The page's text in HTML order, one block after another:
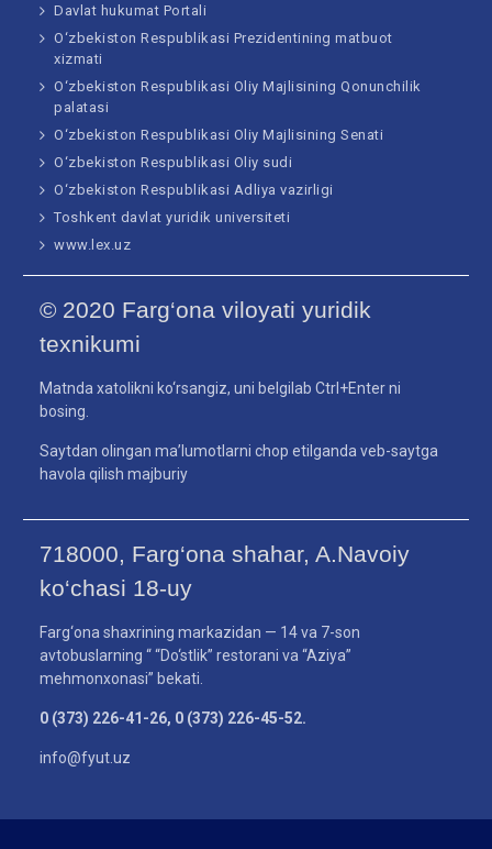
Davlat hukumat Portali
O‘zbekiston Respublikasi Prezidentining matbuot
xizmati
O‘zbekiston Respublikasi Oliy Majlisining Qonunchilik
palatasi
O‘zbekiston Respublikasi Oliy Majlisining Senati
O‘zbekiston Respublikasi Oliy sudi
O‘zbekiston Respublikasi Adliya vazirligi
Toshkent davlat yuridik universiteti
www.lex.uz
© 2020 Farg‘ona viloyati yuridik
texnikumi
Matnda xatolikni ko‘rsangiz, uni belgilab Ctrl+Enter ni
bosing.
Saytdan olingan ma’lumotlarni chop etilganda veb-saytga
havola qilish majburiy
718000, Farg‘ona shahar, A.Navoiy
ko‘chasi 18-uy
Farg‘ona shaxrining markazidan — 14 va 7-son
avtobuslarning “ “Do‘stlik” restorani va “Aziya”
mehmonxonasi” bekati.
0 (373) 226-41-26, 0 (373) 226-45-52.
info@fyut.uz